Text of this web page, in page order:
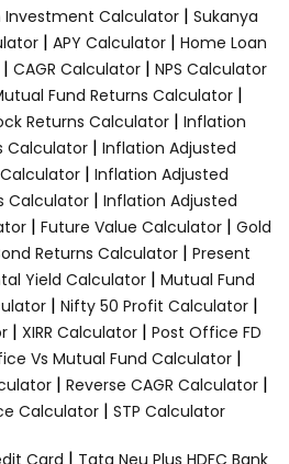
Investment Calculator| Sukanya
| APY Calculator| Home Loan
| CAGR Calculator | NPS Calculator
Fund Returns Calculator |
Returns Calculator| Inflation
Calculator| Inflation Adjusted
| Inflation Adjusted
Calculator | Inflation Adjusted
| Future Value Calculator | Gold
Returns Calculator | Present
Yield Calculator | Mutual Fund
| Nifty 50 Profit Calculator|
| XIRR Calculator| Post Office FD
Vs Mutual Fund Calculator|
| Reverse CAGR Calculator |
Calculator | STP Calculator
Card | Tata Neu Plus HDFC Bank